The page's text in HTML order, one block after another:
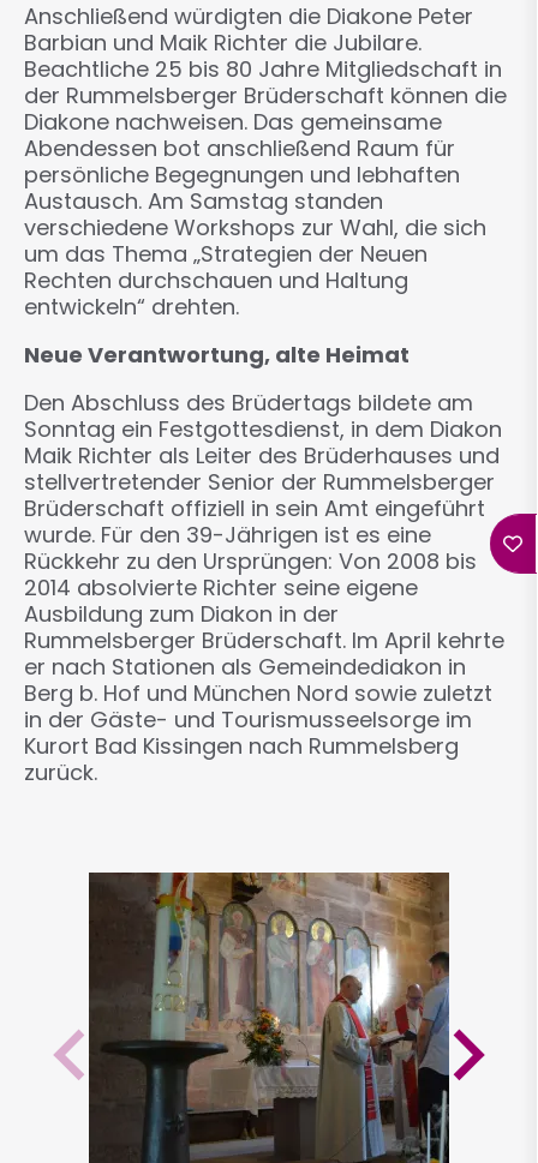
Anschließend würdigten die Diakone Peter
Barbian und Maik Richter die Jubilare.
Beachtliche 25 bis 80 Jahre Mitgliedschaft in
der Rummelsberger Brüderschaft können die
Diakone nachweisen. Das gemeinsame
Abendessen bot anschließend Raum für
persönliche Begegnungen und lebhaften
Austausch. Am Samstag standen
verschiedene Workshops zur Wahl, die sich
um das Thema „Strategien der Neuen
Rechten durchschauen und Haltung
entwickeln“ drehten.
Neue Verantwortung, alte Heimat
Den Abschluss des Brüdertags bildete am
Sonntag ein Festgottesdienst, in dem Diakon
Maik Richter als Leiter des Brüderhauses und
stellvertretender Senior der Rummelsberger
Brüderschaft offiziell in sein Amt eingeführt
wurde. Für den 39-Jährigen ist es eine
Rückkehr zu den Ursprüngen: Von 2008 bis
2014 absolvierte Richter seine eigene
Ausbildung zum Diakon in der
Rummelsberger Brüderschaft. Im April kehrte
er nach Stationen als Gemeindediakon in
Berg b. Hof und München Nord sowie zuletzt
in der Gäste- und Tourismusseelsorge im
Kurort Bad Kissingen nach Rummelsberg
zurück.